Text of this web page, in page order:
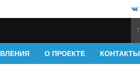
О ПРОЕКТЕ КОНТАКТЫ